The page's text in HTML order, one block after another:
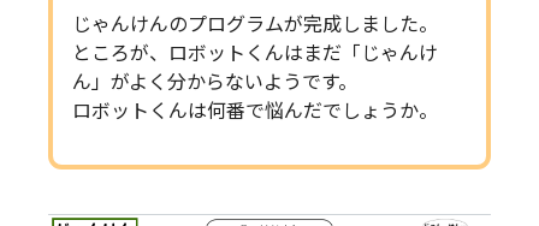
じゃんけんのプログラムが完成しました。
ところが、ロボットくんはまだ「じゃんけ
ん」がよく分からないようです。
ロボットくんは何番で悩んだでしょうか。